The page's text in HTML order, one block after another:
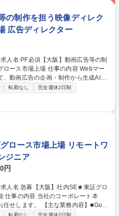
の制作を担う映像ディレク
広告ディレクター
仕事の内容 Webマー
動画広告の企画・制作から生成AIを
クション業務まで幅広くお任せしま
せた企画演出・シナリオ作成・動画
フローの整理および効率化推進 全工
を磨ける環境です。自社・クライア
での新たな価値創造を目指します。
の制作を担う映像ディレクター★東
転勤なし
完全週休2日制
ロース市場上場 リモートワ
ジニア
円
本
任せします。 【主な業務内容】■Goo
ど社内で使うツールのアカウント作
転勤なし
完全週休2日制